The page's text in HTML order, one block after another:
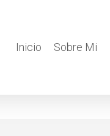
Inicio Sobre Mi